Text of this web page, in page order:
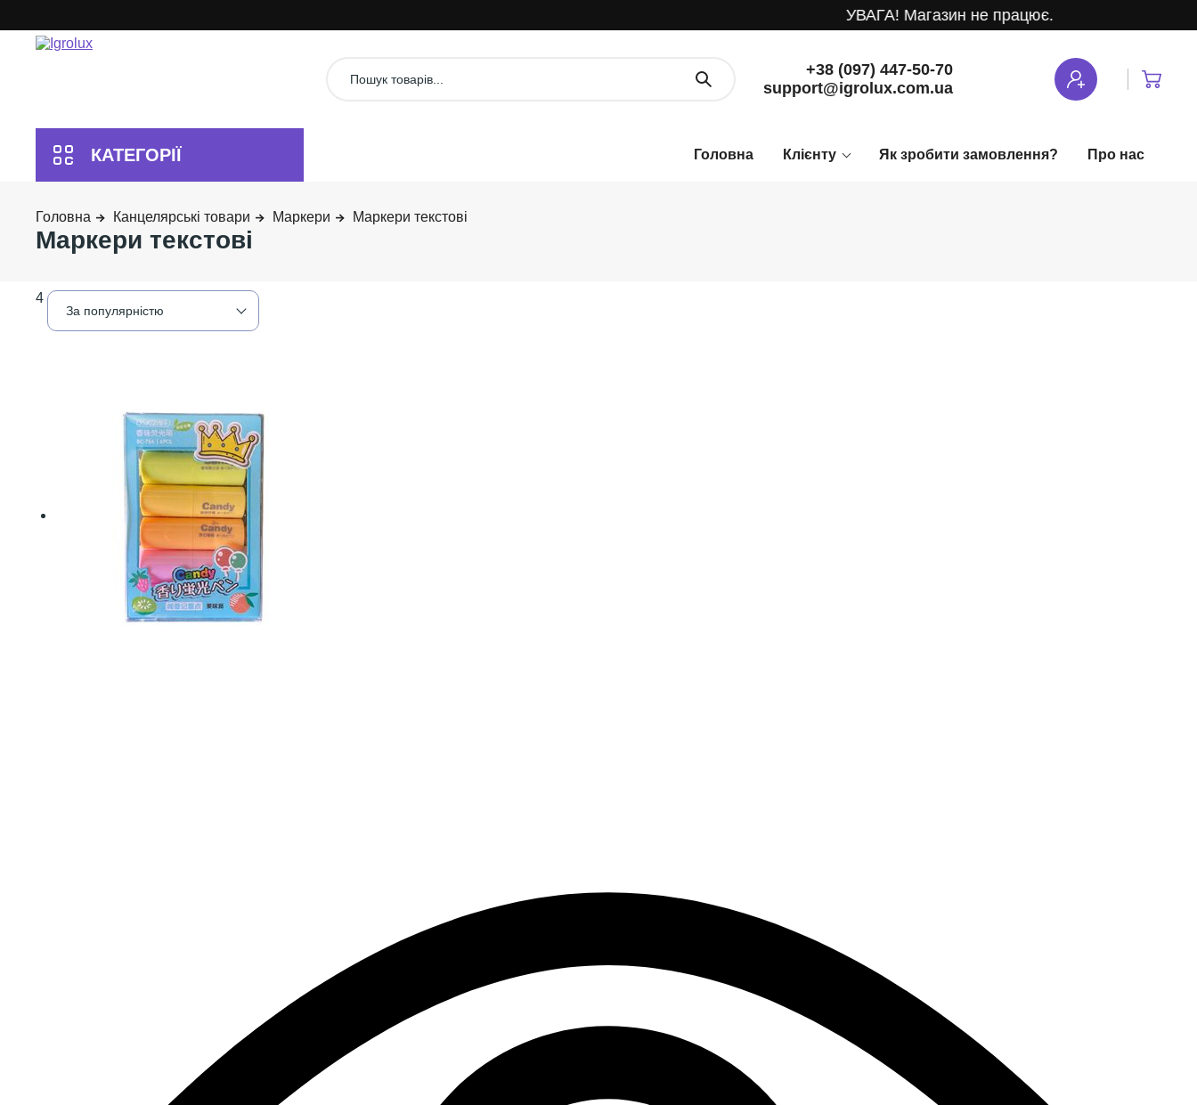
УВАГА! Магазин не працює.
+38 (097) 447-50-70
support@igrolux.com.ua
Клієнту Як зробити замовлення? Про нас
Канцелярські товари Маркери Маркери текстові
Маркери текстові
4